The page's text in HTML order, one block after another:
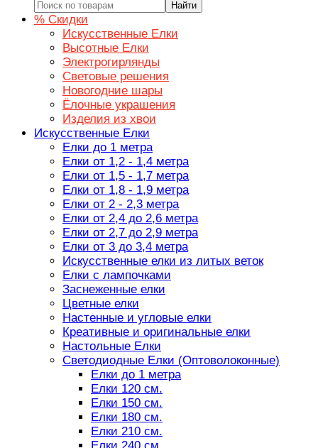
Найти
% Скидки
Искусственные Елки
Высотные Елки
Электрогирлянды
Световые решения
Новогодние шары
Ёлочные украшения
Изделия из хвои
Искусственные Елки
Елки до 1 метра
Елки от 1,2 - 1,4 метра
Елки от 1,5 - 1,7 метра
Елки от 1,8 - 1,9 метра
Елки от 2 - 2,3 метра
Елки от 2,4 до 2,6 метра
Елки от 2,7 до 2,9 метра
Елки от 3 до 3,4 метра
Искусственные елки из литых веток
Елки с лампочками
Заснеженные елки
Цветные елки
Настенные и угловые елки
Креативные и оригинальные елки
Настольные Елки
Светодиодные Елки (Оптоволоконные)
Елки до 1 метра
Елки 120 см.
Елки 150 см.
Елки 180 см.
Елки 210 см.